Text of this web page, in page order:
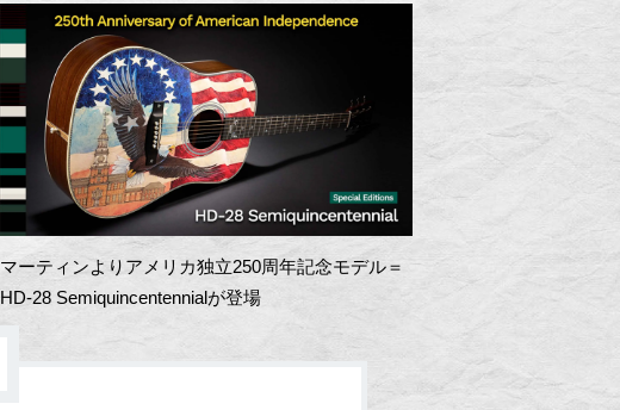
マーティンよりアメリカ独立250周年記念モデル＝
HD-28 Semiquincentennialが登場